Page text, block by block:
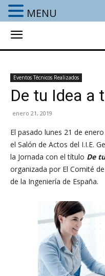
Eventos Técnicos Realizados
De tu Idea a
enero 21, 2019
El pasado lunes 21 de
el Salón de Actos del I.I.E.
la Jornada con el título De
organizada por El Comité
de la Ingeniería de España.
MENU